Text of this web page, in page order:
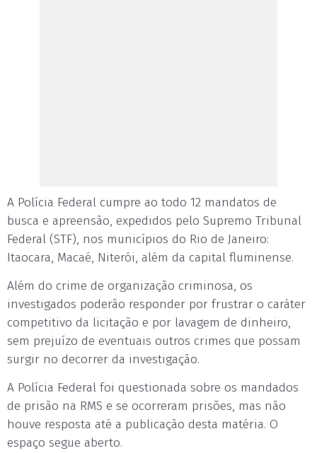
A Polícia Federal cumpre ao todo 12 mandatos de
busca e apreensão, expedidos pelo Supremo Tribunal
Federal (STF), nos municípios do Rio de Janeiro:
Itaocara, Macaé, Niterói, além da capital fluminense.
Além do crime de organização criminosa, os
investigados poderão responder por frustrar o caráter
competitivo da licitação e por lavagem de dinheiro,
sem prejuízo de eventuais outros crimes que possam
surgir no decorrer da investigação.
A Polícia Federal foi questionada sobre os mandados
de prisão na RMS e se ocorreram prisões, mas não
houve resposta até a publicação desta matéria. O
espaço segue aberto.